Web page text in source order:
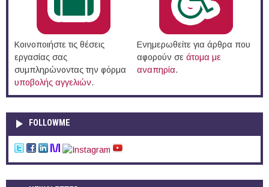
Κοινοποιήστε τις θέσεις
εργασίας σας
συμπληρώνοντας την φόρμα
υποβολής αγγελιών.
Ενημερωθείτε για άρθρα που
αφορούν σε άτομα με
αναπηρία.
FOLLOWME